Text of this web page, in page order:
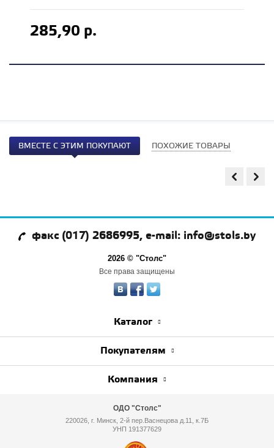
285,90 р.
ВМЕСТЕ С ЭТИМ ПОКУПАЮТ ПОХОЖИЕ ТОВАРЫ
факс (017) 2686995, e-mail: info@stols.by
2026 © "Столс"
Все права защищены
Каталог
Покупателям
Компания
ОДО "Столс"
220026, г. Минск, 2-й пер.Васнецова д.11, к.7Б
УНП 191377629